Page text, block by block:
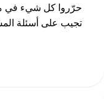
حرّروا كل شيء في
تجيب على أسئلة